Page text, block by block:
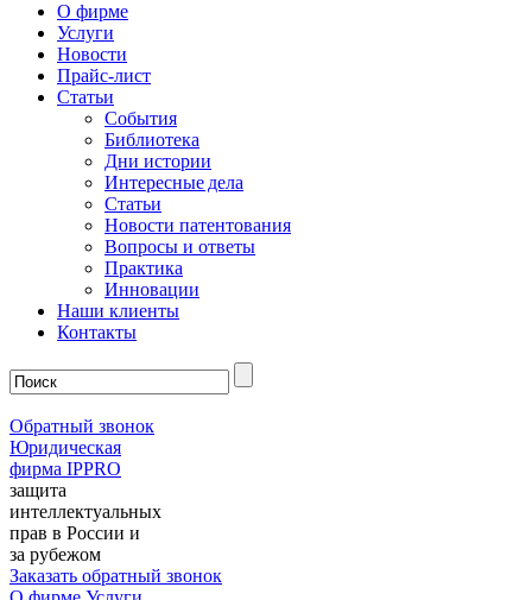
О фирме
Услуги
Новости
Прайс-лист
Статьи
События
Библиотека
Дни истории
Интересные дела
Статьи
Новости патентования
Вопросы и ответы
Практика
Инновации
Наши клиенты
Контакты
Обратный звонок
Юридическая
фирма IPPRO
защита
интеллектуальных
прав в России и
за рубежом
Заказать обратный звонок